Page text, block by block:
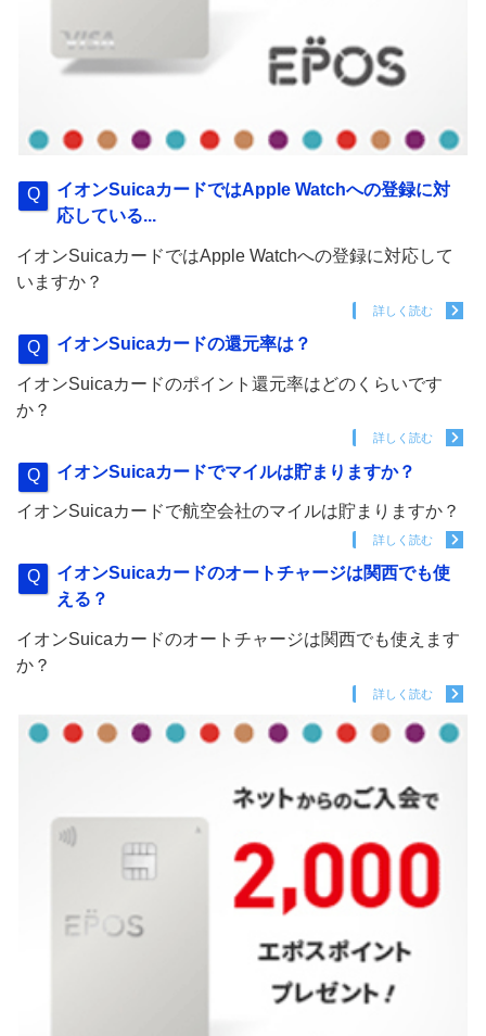
イオンSuicaカードではApple Watchへの登録に対
応している...
イオンSuicaカードではApple Watchへの登録に対応して
いますか？
詳しく読む
イオンSuicaカードの還元率は？
イオンSuicaカードのポイント還元率はどのくらいです
か？
詳しく読む
イオンSuicaカードでマイルは貯まりますか？
イオンSuicaカードで航空会社のマイルは貯まりますか？
詳しく読む
イオンSuicaカードのオートチャージは関西でも使
える？
イオンSuicaカードのオートチャージは関西でも使えます
か？
詳しく読む